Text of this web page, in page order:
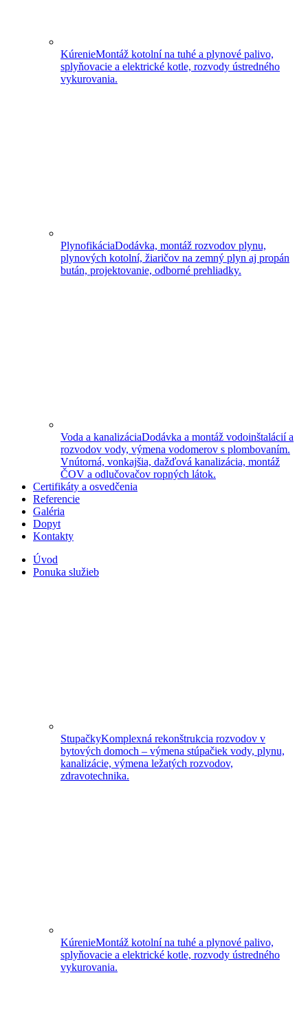
KúrenieMontáž kotolní na tuhé a plynové palivo,
splyňovacie a elektrické kotle, rozvody ústredného
vykurovania.
PlynofikáciaDodávka, montáž rozvodov plynu,
plynových kotolní, žiaričov na zemný plyn aj propán
bután, projektovanie, odborné prehliadky.
Voda a kanalizáciaDodávka a montáž vodoinštalácií a
rozvodov vody, výmena vodomerov s plombovaním.
Vnútorná, vonkajšia, dažďová kanalizácia, montáž
ČOV a odlučovačov ropných látok.
Certifikáty a osvedčenia
Referencie
Galéria
Dopyt
Kontakty
Úvod
Ponuka služieb
StupačkyKomplexná rekonštrukcia rozvodov v
bytových domoch – výmena stúpačiek vody, plynu,
kanalizácie, výmena ležatých rozvodov,
zdravotechnika.
KúrenieMontáž kotolní na tuhé a plynové palivo,
splyňovacie a elektrické kotle, rozvody ústredného
vykurovania.